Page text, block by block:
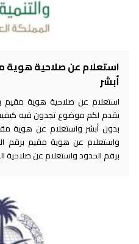
استعلام عن صلاحية هوية
أبشر
استعلام عن صلاحية هوية مقيم
يقدم لكم موضوع تجدون فيه
بدون أبشر واستعلام عن هوية
واستعلام عن هوية مقيم برقم
برقم الحدود واستعلام عن صلاحية